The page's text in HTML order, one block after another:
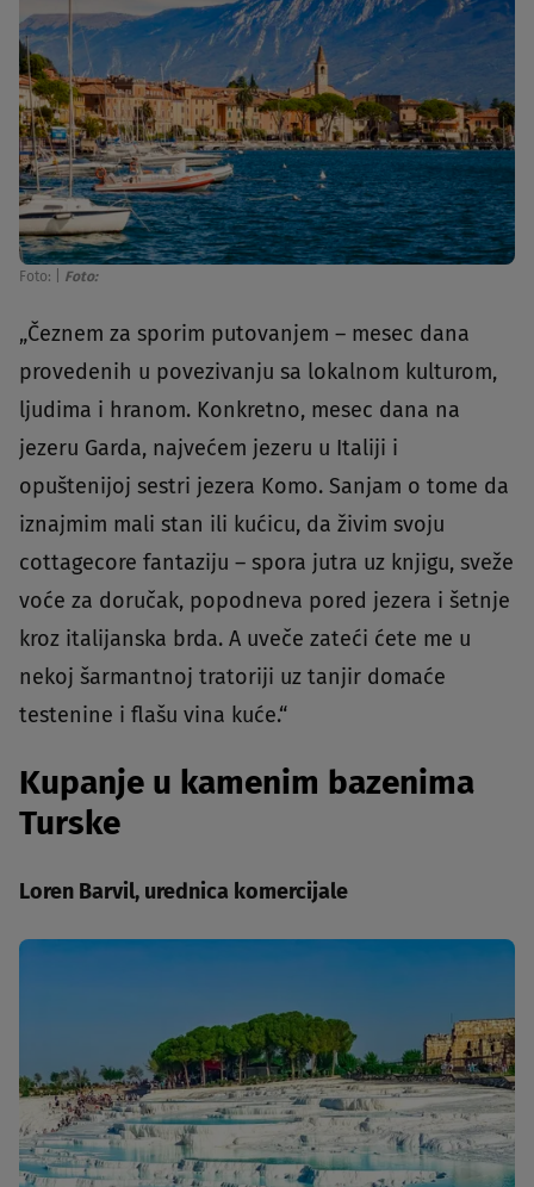
Foto: Foto:
„Čeznem za sporim putovanjem – mesec dana
provedenih u povezivanju sa lokalnom kulturom,
ljudima i hranom. Konkretno, mesec dana na
jezeru Garda, najvećem jezeru u Italiji i
opuštenijoj sestri jezera Komo. Sanjam o tome da
iznajmim mali stan ili kućicu, da živim svoju
cottagecore fantaziju – spora jutra uz knjigu, sveže
voće za doručak, popodneva pored jezera i šetnje
kroz italijanska brda. A uveče zateći ćete me u
nekoj šarmantnoj tratoriji uz tanjir domaće
testenine i flašu vina kuće.“
Kupanje u kamenim bazenima
Turske
Loren Barvil, urednica komercijale